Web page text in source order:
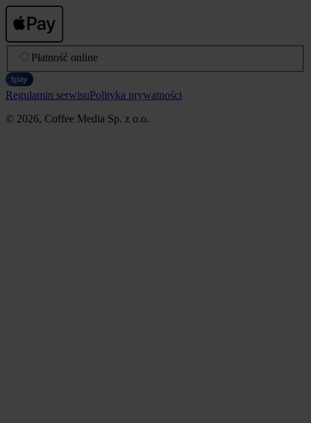
Płatność online
Regulamin serwisuPolityka prywatności
© 2026, Coffee Media Sp. z o.o.